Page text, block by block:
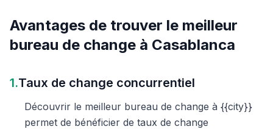
Avantages de trouver le meilleur
bureau de change à Casablanca
1.Taux de change concurrentiel
Découvrir le meilleur bureau de change à {{city}}
permet de bénéficier de taux de change